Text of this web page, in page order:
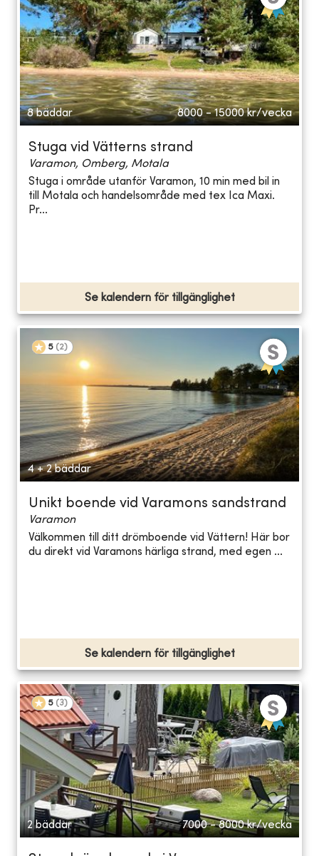
8 bäddar 8000 - 15000 kr/vecka
Stuga vid Vätterns strand
Varamon, Omberg, Motala
Stuga i område utanför Varamon, 10 min med bil in
till Motala och handelsområde med tex Ica Maxi.
Pr...
Se kalendern för tillgänglighet
5 (2)
4 + 2 bäddar
Unikt boende vid Varamons sandstrand
Varamon
Välkommen till ditt drömboende vid Vättern! Här bor
du direkt vid Varamons härliga strand, med egen ...
Se kalendern för tillgänglighet
5 (3)
2 bäddar 7000 - 8000 kr/vecka